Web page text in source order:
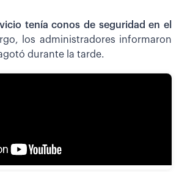
tenía conos de seguridad en el
los administradores informaron
durante la tarde.